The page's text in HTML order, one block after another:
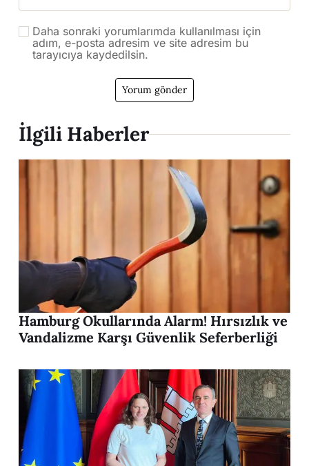
Daha sonraki yorumlarımda kullanılması için
adım, e-posta adresim ve site adresim bu
tarayıcıya kaydedilsin.
İlgili Haberler
Hamburg Okullarında Alarm! Hırsızlık ve
Vandalizme Karşı Güvenlik Seferberliği